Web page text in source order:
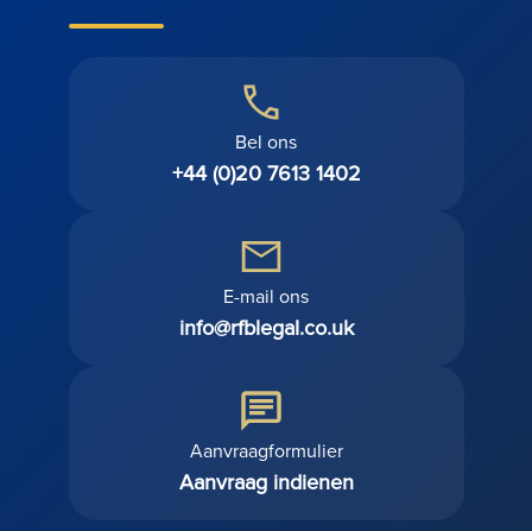
Bel ons
+44 (0)20 7613 1402
E-mail ons
info@rfblegal.co.uk
Aanvraagformulier
Aanvraag indienen